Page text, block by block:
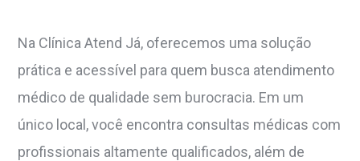
Na Clínica Atend Já, oferecemos uma solução
prática e acessível para quem busca atendimento
médico de qualidade sem burocracia. Em um
único local, você encontra consultas médicas com
profissionais altamente qualificados, além de